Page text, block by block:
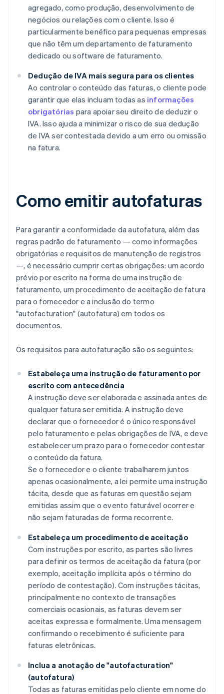
agregado, como produção, desenvolvimento de
negócios ou relações com o cliente. Isso é
particularmente benéfico para pequenas empresas
que não têm um departamento de faturamento
dedicado ou software de faturamento.
Dedução de IVA mais segura para os clientes
Ao controlar o conteúdo das faturas, o cliente pode
garantir que elas incluam todas as informações
obrigatórias para apoiar seu direito de deduzir o
IVA. Isso ajuda a minimizar o risco de sua dedução
de IVA ser contestada devido a um erro ou omissão
na fatura.
Como emitir autofaturas
Para garantir a conformidade da autofatura, além das
regras padrão de faturamento — como informações
obrigatórias e requisitos de manutenção de registros
—, é necessário cumprir certas obrigações: um acordo
prévio por escrito na forma de uma instrução de
faturamento, um procedimento de aceitação de fatura
para o fornecedor e a inclusão do termo
"autofacturation" (autofatura) em todos os
documentos.
Os requisitos para autofaturação são os seguintes:
Estabeleça uma instrução de faturamento por
escrito com antecedência
A instrução deve ser elaborada e assinada antes de
qualquer fatura ser emitida. A instrução deve
declarar que o fornecedor é o único responsável
pelo faturamento e pelas obrigações de IVA, e deve
estabelecer um prazo para o fornecedor contestar
o conteúdo da fatura.
Se o fornecedor e o cliente trabalharem juntos
apenas ocasionalmente, a lei permite uma instrução
tácita, desde que as faturas em questão sejam
emitidas assim que o evento faturável ocorrer e
não sejam faturadas de forma recorrente.
Estabeleça um procedimento de aceitação
Com instruções por escrito, as partes são livres
para definir os termos de aceitação da fatura (por
exemplo, aceitação implícita após o término do
período de contestação). Com instruções tácitas,
principalmente no contexto de transações
comerciais ocasionais, as faturas devem ser
aceitas expressa e formalmente. Uma mensagem
confirmando o recebimento é suficiente para
faturas eletrônicas.
Inclua a anotação de "autofacturation"
(autofatura)
Todas as faturas emitidas pelo cliente em nome do